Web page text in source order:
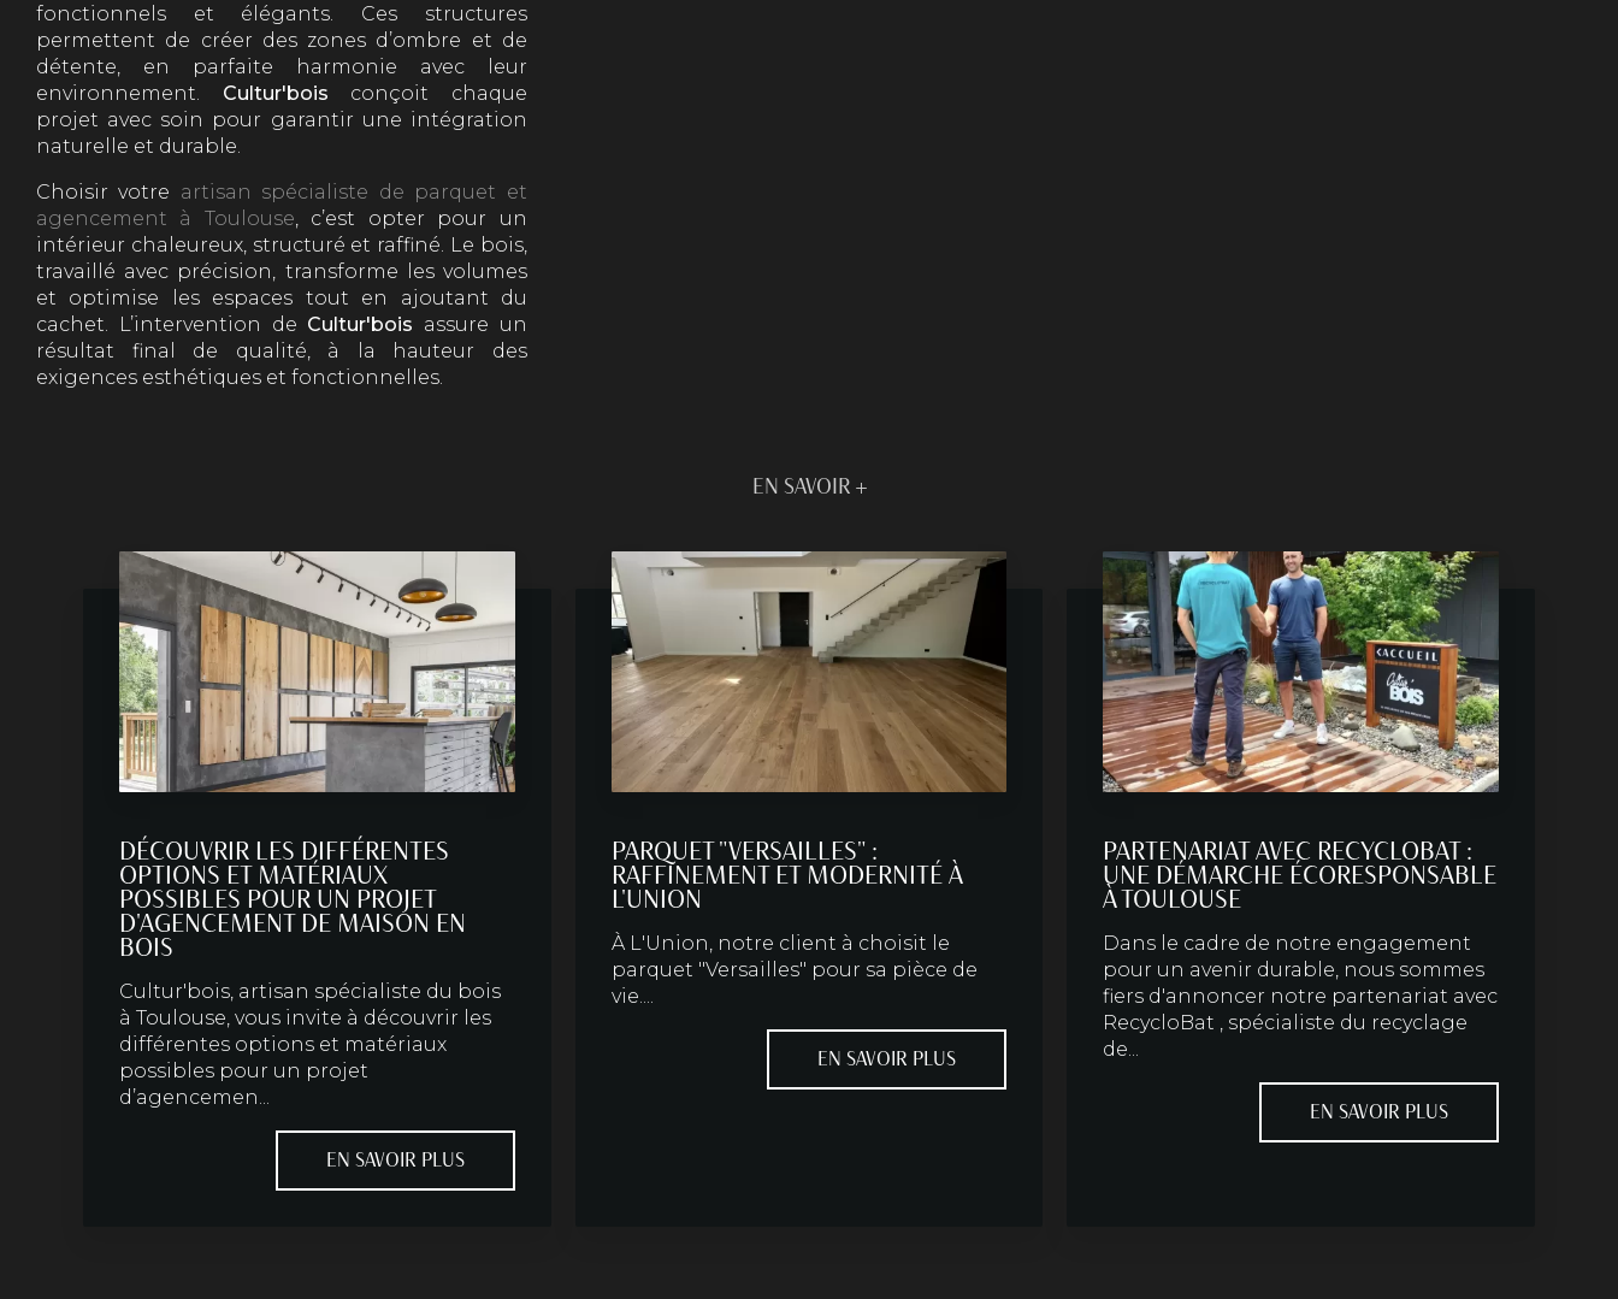
fonctionnels et élégants. Ces structures
permettent de créer des zones d’ombre et de
détente, en parfaite harmonie avec leur
environnement. Cultur'bois conçoit chaque
projet avec soin pour garantir une intégration
naturelle et durable.
Choisir votre artisan spécialiste de parquet et
agencement à Toulouse , c’est opter pour un
intérieur chaleureux, structuré et raffiné. Le bois,
travaillé avec précision, transforme les volumes
et optimise les espaces tout en ajoutant du
cachet. L’intervention de Cultur'bois assure un
résultat final de qualité, à la hauteur des
exigences esthétiques et fonctionnelles.
EN SAVOIR +
DÉCOUVRIR LES DIFFÉRENTES
OPTIONS ET MATÉRIAUX
POSSIBLES POUR UN PROJET
D'AGENCEMENT DE MAISON EN
BOIS
Cultur'bois, artisan spécialiste du bois
à Toulouse, vous invite à découvrir les
différentes options et matériaux
possibles pour un projet
d’agencemen...
EN SAVOIR PLUS
PARQUET "VERSAILLES" :
RAFFINEMENT ET MODERNITÉ À
L'UNION
À L'Union, notre client à choisit le
parquet "Versailles" pour sa pièce de
vie....
EN SAVOIR PLUS
PARTENARIAT AVEC RECYCLOBAT :
UNE DÉMARCHE ÉCORESPONSABLE
À TOULOUSE
Dans le cadre de notre engagement
pour un avenir durable, nous sommes
fiers d'annoncer notre partenariat avec
RecycloBat , spécialiste du recyclage
de...
EN SAVOIR PLUS